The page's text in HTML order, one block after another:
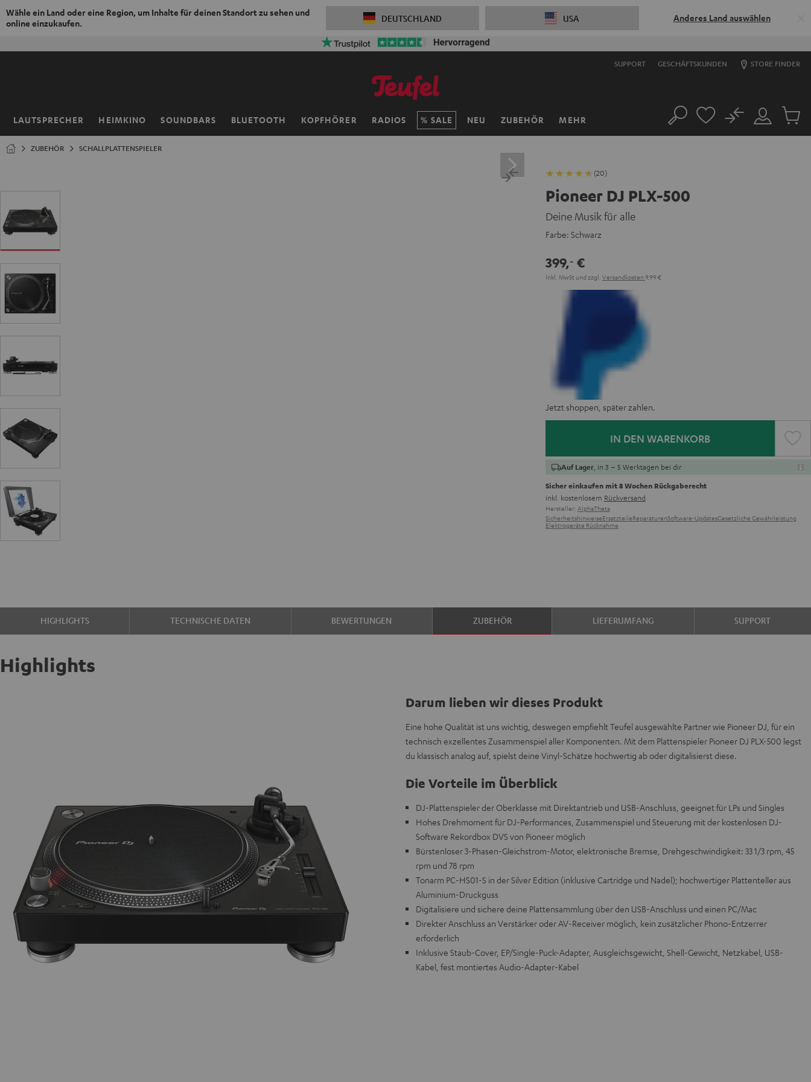
Wähle ein Land oder eine Region, um Inhalte für deinen Standort zu sehen und
online einzukaufen.
DEUTSCHLAND USA Anderes Land auswählen
SUPPORT GESCHÄFTSKUNDEN STORE FINDER
LAUTSPRECHER HEIMKINO SOUNDBARS BLUETOOTH KOPFHÖRER RADIOS SALE NEU ZUBEHÖR MEHR
Startseite Suche
Mein
Konto
No
Artikel
ZUBEHÖR SCHALLPLATTENSPIELER
(20)
Pioneer DJ PLX-500
Deine Musik für alle
Farbe: Schwarz
399,‐ €
Inkl. MwSt und zzgl. Versandkosten 9,99 €
Jetzt shoppen, später zahlen.
IN DEN WARENKORB
Auf Lager , in 3 – 5 Werktagen bei dir
Sicher einkaufen mit 8 Wochen Rückgaberecht
inkl. kostenlosem Rückversand
Hersteller: AlphaTheta
SicherheitshinweiseErsatzteileReparaturenSoftware-UpdatesGesetzliche Gewährleistung
Elektrogeräte Rücknahme
HIGHLIGHTS TECHNISCHE DATEN BEWERTUNGEN ZUBEHÖR LIEFERUMFANG SUPPORT
Highlights
Darum lieben wir dieses Produkt
Eine hohe Qualität ist uns wichtig, deswegen empfiehlt Teufel ausgewählte Partner wie Pioneer DJ, für ein
technisch exzellentes Zusammenspiel aller Komponenten. Mit dem Plattenspieler Pioneer DJ PLX-500 legst
du klassisch analog auf, spielst deine Vinyl-Schätze hochwertig ab oder digitalisierst diese.
Die Vorteile im Überblick
DJ-Plattenspieler der Oberklasse mit Direktantrieb und USB-Anschluss, geeignet für LPs und Singles
Hohes Drehmoment für DJ­-Performances, Zusammenspiel und Steuerung mit der kostenlosen DJ-
Software Rekordbox DVS von Pioneer möglich
Bürstenloser 3­-Phasen-Gleichstrom-Motor, elektronische Bremse, Drehgeschwindigkeit: 33 1/3 rpm, 45
rpm und 78 rpm
Tonarm PC-HS01-S in der Silver Edition (inklusive Cartridge und Nadel); hochwertiger Plattenteller aus
Aluminium-Druckguss
Digitalisiere und sichere deine Plattensammlung über den USB-Anschluss und einen PC/Mac
Direkter Anschluss an Verstärker oder AV-Receiver möglich, kein zusätzlicher Phono-Entzerrer
erforderlich
Inklusive Staub-Cover, EP/Single-Puck-Adapter, Ausgleichsgewicht, Shell-Gewicht, Netzkabel, USB-
Kabel, fest montiertes Audio-Adapter-Kabel